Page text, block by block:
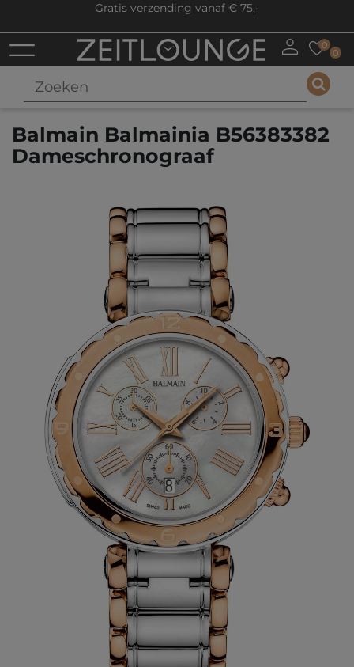
Gratis verzending vanaf € 75,-
0
0
Balmain Balmainia B56383382
Dameschronograaf